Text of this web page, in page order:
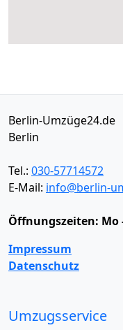
Berlin-Umzüge24.de
Berlin
Tel.: 030-57714572
E-Mail: info@berlin-
Öffnungszeiten: Mo
Impressum
Datenschutz
Umzugsservice